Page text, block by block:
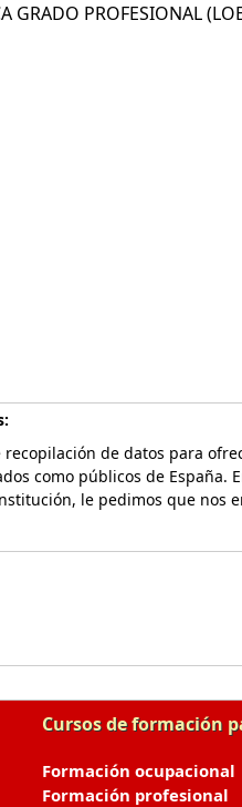
PROFESIONAL
de datos para
como públicos de España.
le pedimos que nos
Cursos de formación
Formación ocupacional
Formación profesional